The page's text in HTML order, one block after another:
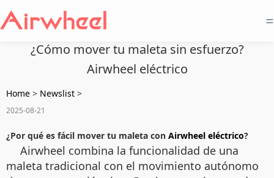
=
¿Cómo mover tu maleta sin esfuerzo?
Airwheel eléctrico
Home > Newslist >
2025-08-21
¿Por qué es fácil mover tu maleta con Airwheel eléctrico?
Airwheel combina la funcionalidad de una
maleta tradicional con el movimiento autónomo